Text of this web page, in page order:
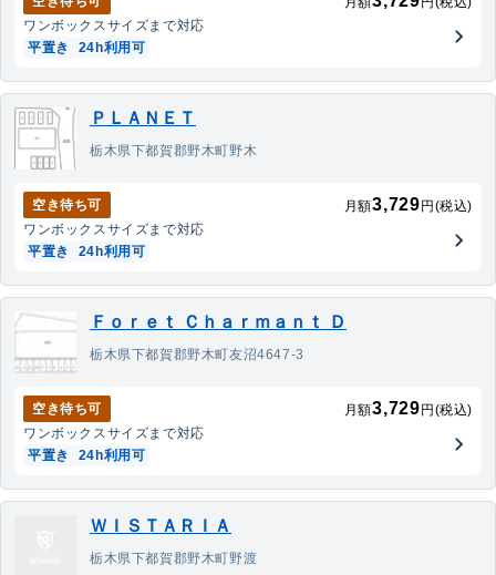
ワンボックスサイズまで対応
平置き
24h利用可
ＰＬＡＮＥＴ
栃木県下都賀郡野木町野木
空き待ち可 月額3,729 円(税込)
ワンボックスサイズまで対応
平置き
24h利用可
Ｆｏｒｅｔ Ｃｈａｒｍａｎｔ Ｄ
栃木県下都賀郡野木町友沼4647-3
空き待ち可 月額3,729 円(税込)
ワンボックスサイズまで対応
平置き
24h利用可
ＷＩＳＴＡＲＩＡ
栃木県下都賀郡野木町野渡